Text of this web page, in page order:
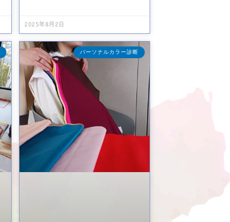
2025年8月2日
パーソナルカラー診断